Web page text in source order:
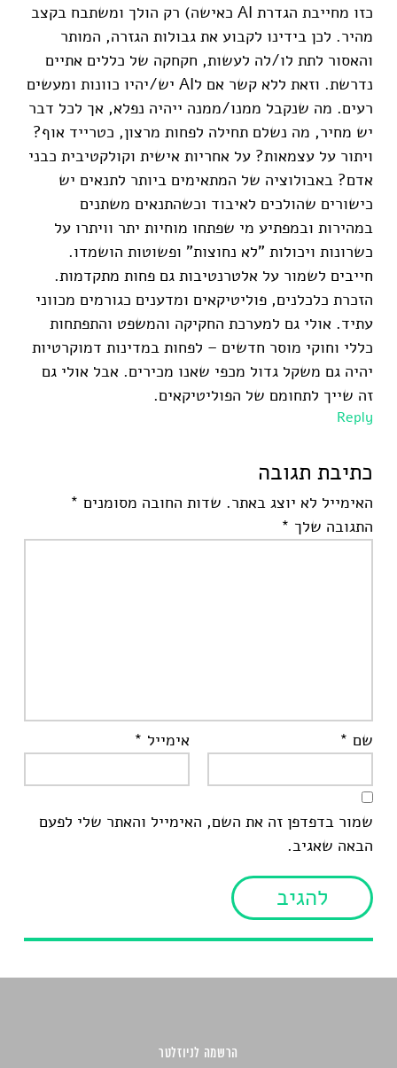
כזו מחייבת הגדרת AI כאישה) רק הולך ומשתבח בקצב
מהיר. לכן בידינו לקבוע את גבולות הגזרה, המותר
והאסור לתת לו/לה לעשות, חקחקה של כללים אתיים
נדרשת. וזאת ללא קשר אם לAI יש/יהיו כוונות ומעשים
רעים. מה שנקבל ממנו/ממנה ייהיה נפלא, אך לכל דבר
יש מחיר, מה נשלם תחילה לפחות מרצון, כטרייד אוף?
ויתור על עצמאות? על אחריות אישית וקולקטיבית כבני
אדם? באבולוציה של המתאימים ביותר לתנאים יש
כישורים שהולכים לאיבוד וכשהתנאים משתנים
במהירות ובמפתיע מי שפתחו מוחיות יתר וויתרו על
כשרונות ויכולות "לא נחוצות" ופשוטות הושמדו.
חייבים לשמור על אלטרנטיבות גם פחות מתקדמות.
הזכרת כלכלנים, פוליטיקאים ומדענים כגורמים מכווני
עתיד. אולי גם למערכת החקיקה והמשפט והתפתחות
כללי וחוקי מוסר חדשים – לפחות במדינות דמוקרטיות
יהיה גם משקל גדול מכפי שאנו מכירים. אבל אולי גם
זה שייך לתחומם של הפוליטיקאים.
Reply
כתיבת תגובה
האימייל לא יוצג באתר. שדות החובה מסומנים *
התגובה שלך *
שם * אימייל *
שמור בדפדפן זה את השם, האימייל והאתר שלי לפעם
הבאה שאגיב.
הרשמה לניוזלטר